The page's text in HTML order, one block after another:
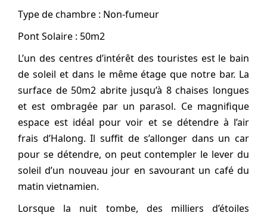
Type de chambre : Non-fumeur
Pont Solaire : 50m2
L’un des centres d’intérêt des touristes est le bain
de soleil et dans le même étage que notre bar. La
surface de 50m2 abrite jusqu’à 8 chaises longues
et est ombragée par un parasol. Ce magnifique
espace est idéal pour voir et se détendre à l’air
frais d’Halong. Il suffit de s’allonger dans un car
pour se détendre, on peut contempler le lever du
soleil d’un nouveau jour en savourant un café du
matin vietnamien.
Lorsque la nuit tombe, des milliers d’étoiles